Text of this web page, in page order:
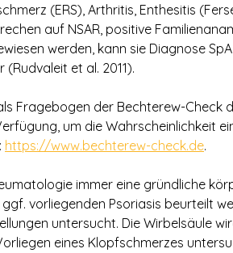
(ERS), Arthritis, Enthesitis
auf NSAR, positive
werden, kann sie Diagnose
et al. 2011).
Fragebogen der Bechterew-Check
um die Wahrscheinlichkeit
https://www.bechterew-check.de.
immer eine gründliche
vorliegenden Psoriasis beurteilt
untersucht. Die Wirbelsäule
eines Klopfschmerzes